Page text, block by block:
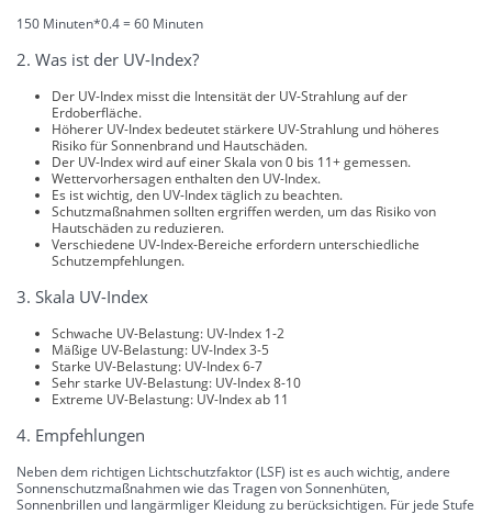
150 Minuten*0.4 = 60 Minuten
2. Was ist der UV-Index?
Der UV-Index misst die Intensität der UV-Strahlung auf der
Erdoberfläche.
Höherer UV-Index bedeutet stärkere UV-Strahlung und höheres
Risiko für Sonnenbrand und Hautschäden.
Der UV-Index wird auf einer Skala von 0 bis 11+ gemessen.
Wettervorhersagen enthalten den UV-Index.
Es ist wichtig, den UV-Index täglich zu beachten.
Schutzmaßnahmen sollten ergriffen werden, um das Risiko von
Hautschäden zu reduzieren.
Verschiedene UV-Index-Bereiche erfordern unterschiedliche
Schutzempfehlungen.
3. Skala UV-Index
Schwache UV-Belastung: UV-Index 1-2
Mäßige UV-Belastung: UV-Index 3-5
Starke UV-Belastung: UV-Index 6-7
Sehr starke UV-Belastung: UV-Index 8-10
Extreme UV-Belastung: UV-Index ab 11
4. Empfehlungen
Neben dem richtigen Lichtschutzfaktor (LSF) ist es auch wichtig, andere
Sonnenschutzmaßnahmen wie das Tragen von Sonnenhüten,
Sonnenbrillen und langärmliger Kleidung zu berücksichtigen. Für jede Stufe